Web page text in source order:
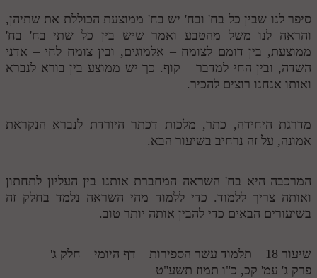
סיפר לנו שבין כל בח' ובח' יש בח' ממוצעת הכוללת את שתיהן,
והראה לנו משל מהטבע ואמר שיש בין כל שתי בח' בח'
ממוצעת, בין דומם לצומח – אלמוגים, ובין צומח לחי – אדני
השדה, ובין החי למדבר – קוף. כך יש ממוצע בין בורא לנברא
ואותו אנחנו רוצים להכיר.
מדרגת היחידה, כתר, מלכות דכתר היורדת לנברא הנקראת
אמונה, על זה נרחיב בשיעור הבא.
המרכבה היא בח' השראה המחברת אותנו בין העליון לתחתון
ואותה צריך ללמוד. כדי ללמוד מהי השראה נלמד בחלק זה
בשיעורים הבאים כדי להבין אותה יותר טוב.
שיעור 18 – תלמוד עשר הספירות – דף היומי – חלק ג'
פרק ג' עמ' קכ, כ"ו תמוז תשע"ט